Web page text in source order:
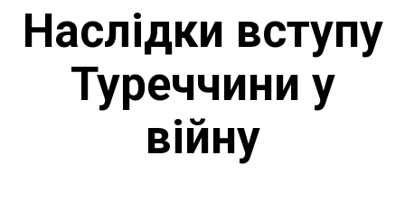
Наслідки вступу
Туреччини у
війну